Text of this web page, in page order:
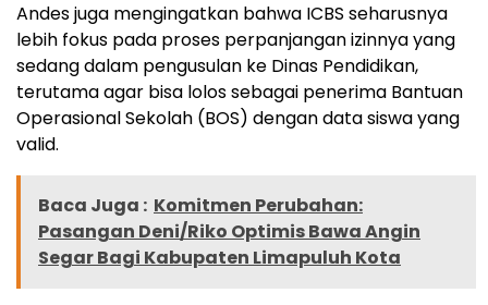
Andes juga mengingatkan bahwa ICBS seharusnya
lebih fokus pada proses perpanjangan izinnya yang
sedang dalam pengusulan ke Dinas Pendidikan,
terutama agar bisa lolos sebagai penerima Bantuan
Operasional Sekolah (BOS) dengan data siswa yang
valid.
Baca Juga : Komitmen Perubahan:
Pasangan Deni/Riko Optimis Bawa Angin
Segar Bagi Kabupaten Limapuluh Kota